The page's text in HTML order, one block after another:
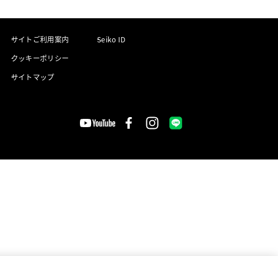
サイトご利用案内
クッキーポリシー
サイトマップ
Seiko ID